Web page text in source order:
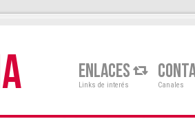
ENLACES
Links de interés Canales